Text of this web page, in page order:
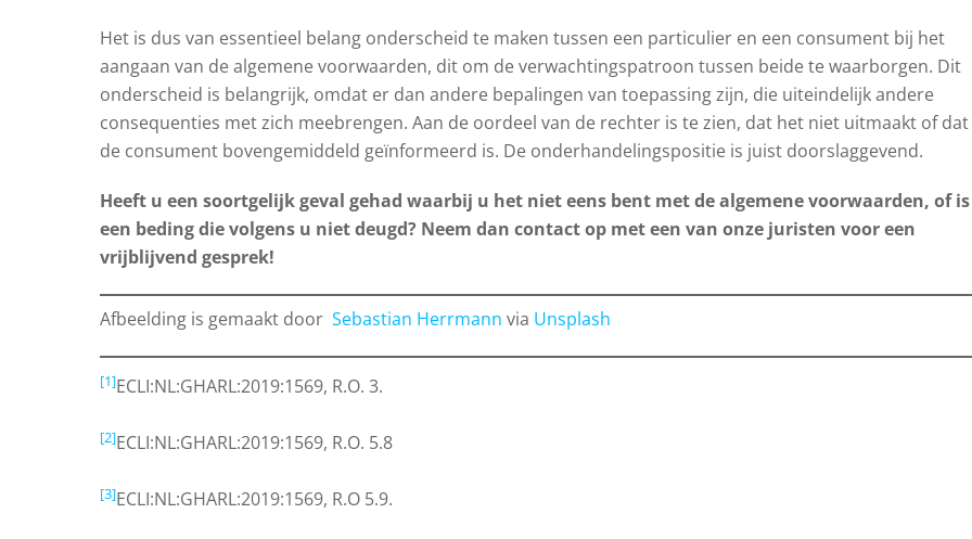
Het is dus van essentieel belang onderscheid te maken tussen een particulier en een consument bij het
aangaan van de algemene voorwaarden, dit om de verwachtingspatroon tussen beide te waarborgen. Dit
onderscheid is belangrijk, omdat er dan andere bepalingen van toepassing zijn, die uiteindelijk andere
consequenties met zich meebrengen. Aan de oordeel van de rechter is te zien, dat het niet uitmaakt of dat
de consument bovengemiddeld geïnformeerd is. De onderhandelingspositie is juist doorslaggevend.
Heeft u een soortgelijk geval gehad waarbij u het niet eens bent met de algemene voorwaarden, of
een beding die volgens u niet deugd? Neem dan contact op met een van onze juristen voor een
vrijblijvend gesprek!
Afbeelding is gemaakt door Sebastian Herrmann via Unsplash
[1]ECLI:NL:GHARL:2019:1569, R.O. 3.
[2]ECLI:NL:GHARL:2019:1569, R.O. 5.8
[3]ECLI:NL:GHARL:2019:1569, R.O 5.9.